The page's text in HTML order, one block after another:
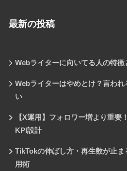
最新の投稿
Webライターに向いてる人の特
Webライターはやめとけ？言わ
い
【X運用】フォロワー増より重要
KPI設計
TikTokの伸ばし方・再生数が止
用術